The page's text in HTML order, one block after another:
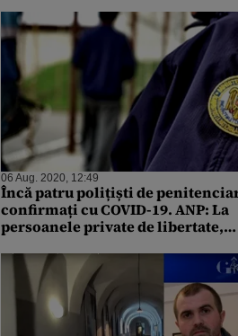
06 Aug. 2020, 12:49
Încă patru polițiști de
confirmați cu COVID-19. ANP: La
persoanele private de libertate,
simptome specifice